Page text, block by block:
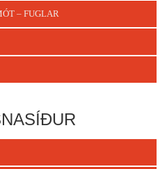
– FUGLAR